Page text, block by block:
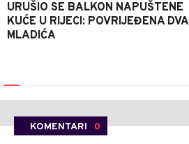
URUŠIO SE BALKON NAPUŠTENE
KUĆE U RIJECI: POVRIJEĐENA DVA
MLADIĆA
KOMENTARI 0